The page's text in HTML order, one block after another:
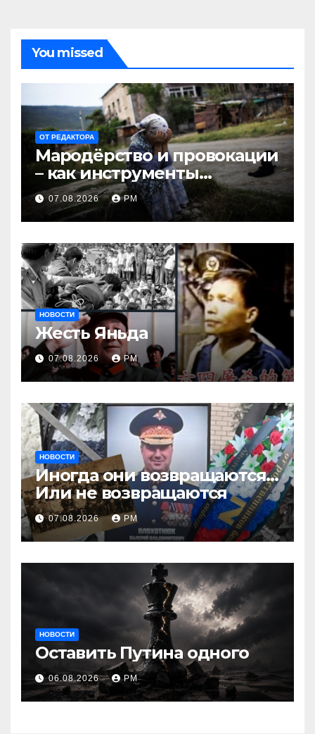
You missed
ОТ РЕДАКТОРА
Мародёрство и провокации
– как инструменты
современной политики
России
07.08.2026 РМ
НОВОСТИ
Жесть Яньда
07.08.2026 РМ
НОВОСТИ
Иногда они возвращаются…
Или не возвращаются
07.08.2026 РМ
НОВОСТИ
Оставить Путина одного
06.08.2026 РМ